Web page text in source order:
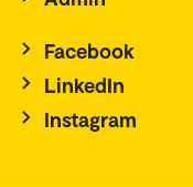
Facebook
LinkedIn
Instagram